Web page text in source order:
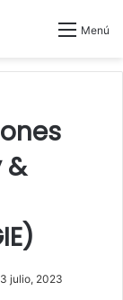
Menú
&
3 julio, 2023